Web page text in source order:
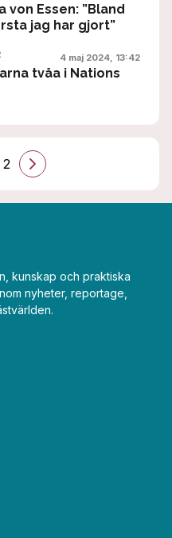
von Essen: ”Bland
jag har gjort”
4 maj 2024, 13:42
tvåa i Nations
2
kunskap och praktiska
nyheter, reportage,